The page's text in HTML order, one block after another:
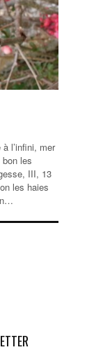
l’infini, mer
les
III, 13
les haies